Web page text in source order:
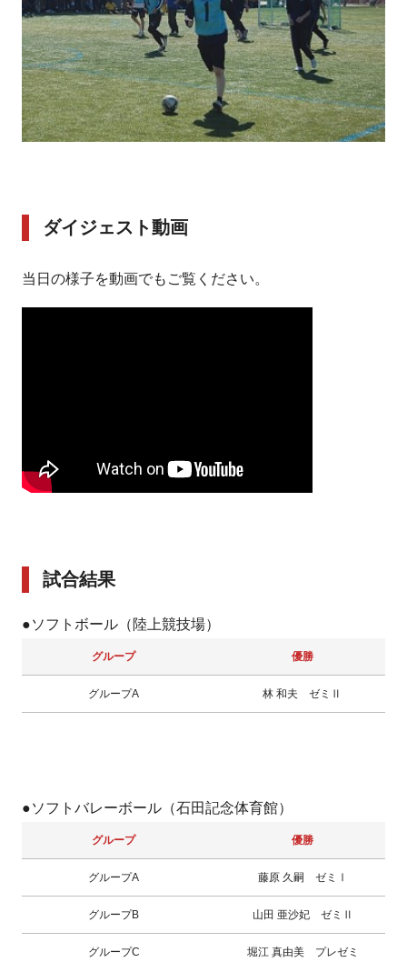
ダイジェスト動画
当日の様子を動画でもご覧ください。
試合結果
●ソフトボール（陸上競技場）
グループ 優勝
グループA 林 和夫 ゼミⅡ
●ソフトバレーボール（石田記念体育館）
グループ 優勝
グループA 藤原 久嗣 ゼミⅠ
グループB 山田 亜沙妃 ゼミⅡ
グループC 堀江 真由美 プレゼミ